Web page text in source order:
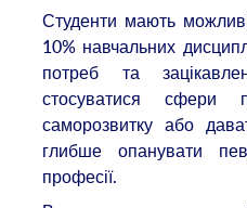
Студенти мають
10% навчальних
потреб та
стосуватися сфери
саморозвитку або
глибше опанувати
професії.